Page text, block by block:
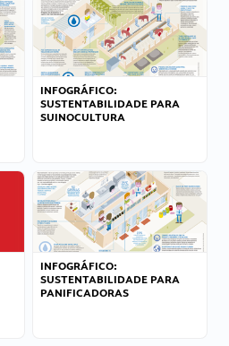
INFOGRÁFICO:
SUSTENTABILIDADE PARA
SUINOCULTURA
INFOGRÁFICO:
SUSTENTABILIDADE PARA
PANIFICADORAS